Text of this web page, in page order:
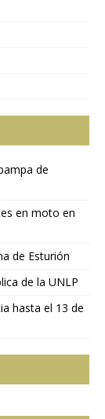
de
en moto en
de Esturión
de la UNLP
hasta el 13 de